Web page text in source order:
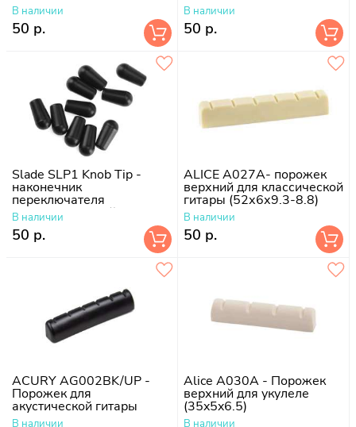
В наличии
50 р.
В наличии
50 р.
Slade SLP1 Knob Tip -
наконечник
переключателя
звукоснимателей
В наличии
50 р.
ALICE A027А- порожек
верхний для классической
гитары (52х6х9.3-8.8)
В наличии
50 р.
ACURY AG002BK/UP -
Порожек для
акустической гитары
В наличии
Alice A030A - Порожек
верхний для укулеле
(35x5x6.5)
В наличии